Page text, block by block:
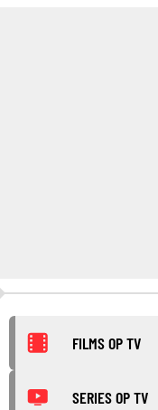
FILMS OP TV
SERIES OP TV